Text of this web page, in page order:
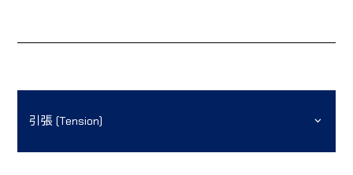
引張 (Tension)